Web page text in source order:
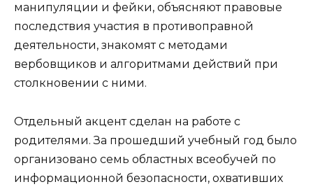
манипуляции и фейки, объясняют правовые
последствия участия в противоправной
деятельности, знакомят с методами
вербовщиков и алгоритмами действий при
столкновении с ними.
Отдельный акцент сделан на работе с
родителями. За прошедший учебный год было
организовано семь областных всеобучей по
информационной безопасности, охвативших